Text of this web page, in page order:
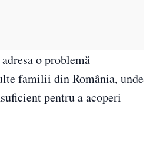
o problemă
familii din România, unde
pentru a acoperi